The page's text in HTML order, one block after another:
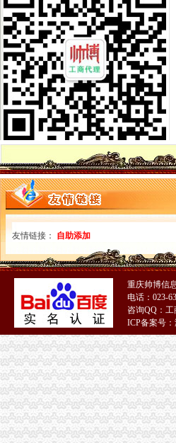
合川区创建“无销村”重庆代账公司试点正
九龙坡局六措并举开展“红盾护农保春耕”
渝中局重庆代理报税四项措施规范奥运火
双桥区邹迟副区长对商标建设年工作提出
万盛局重庆进出口权建立餐饮行业工商登
沙坪坝局建立“四机制”重庆进出口权提高
长寿局三突出抓好“保护注册商标专用权”
市工商学会认真学习领会“大讨论”重庆代
市重庆代理报税纠风办暗访公交车广告 市
万盛局重庆代账公司四项措施完善政务值
涪陵局多措并举加二手车交易市重庆分公
高新区局重庆代理记账开展互联网监管专
合川局推出“季度重点目标推进会”重庆公
荣昌局重庆财务公司拓宽监管领域开展纺
武隆消委化引导和服务大力促进乡村旅游
转干部工商业务知识培训班在工商干校开学
武隆局重庆代理记账四大举措化纪检监察
北碚局重庆代理报税及时分解部署工作目
南川局深入开展止销“走进校园”重庆发票
重庆分公司注册
重庆重庆代办分公司重庆分公司注册重庆
重庆商标注册-重庆,注册公司-重庆,企业服
重庆外资分公司注册流程,重庆宝晋财务,
重庆公司注册_重庆工商代办_重庆代办公
重庆公司注册工商代办的微博_腾讯微博
重庆公司注销
重庆九龙坡区办理企业注销企业转让-商
重庆沙坪坝门户网
证券日报-福建三元达通讯股份有限公司
友情链接： 自助添加
重庆帅博信
电话：023-
咨询QQ：工
ICP备案号：